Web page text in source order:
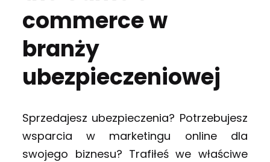
commerce w
branży
ubezpieczeniowej
Sprzedajesz ubezpieczenia? Potrzebujesz
wsparcia w marketingu online dla
swojego biznesu? Trafiłeś we właściwe